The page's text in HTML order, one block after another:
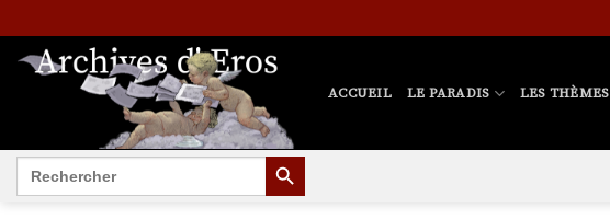
au
contenu
ACCUEIL LE PARADIS LES THÈMES
Search
for:
SEARCH BUTTON